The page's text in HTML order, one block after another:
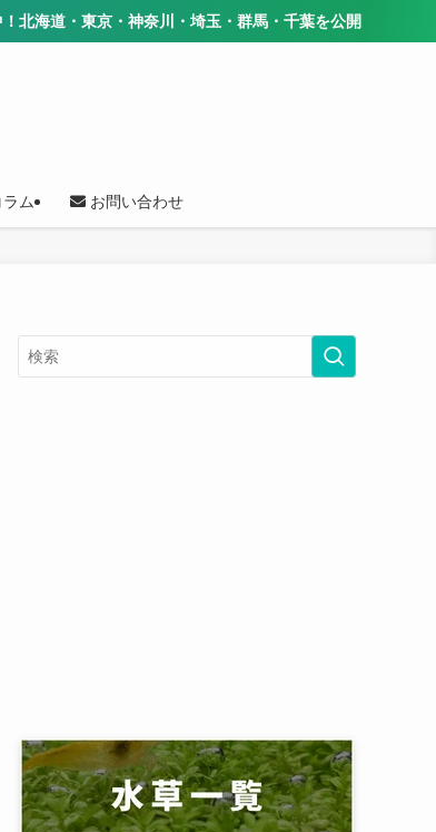
道・東京・神奈川・埼玉・群馬・千葉を公開
ラム お問い合わせ